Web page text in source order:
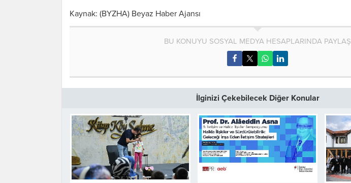
Kaynak: (BYZHA) Beyaz Haber Ajansı
BU KONUYU SOSYAL MEDYA HESAPLARINDA PAYLAŞ
İlginizi Çekebilecek Diğer Konular